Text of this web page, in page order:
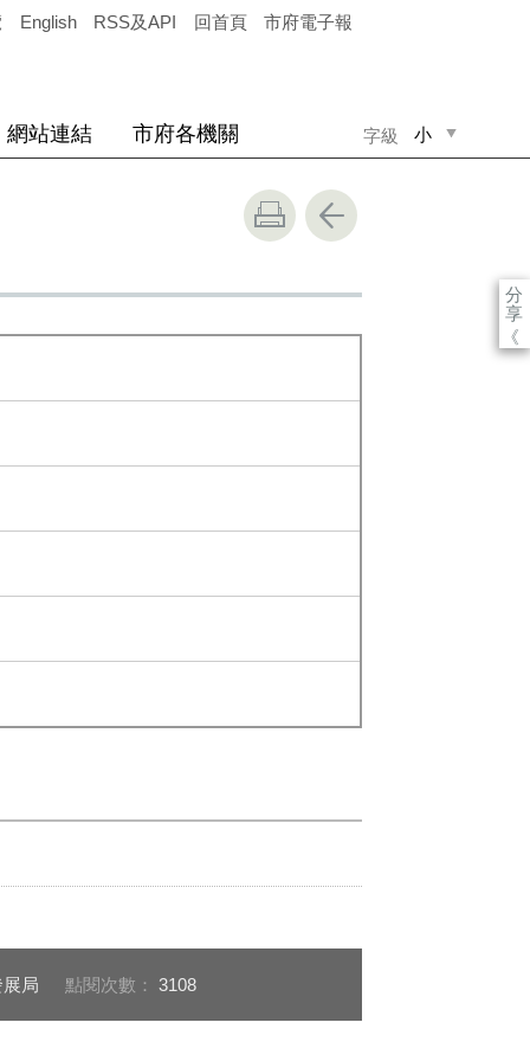
English RSS及API 回首頁 市府電子報
字級 小
網站連結 市府各機關
分
享
《
局 點閱次數： 3108